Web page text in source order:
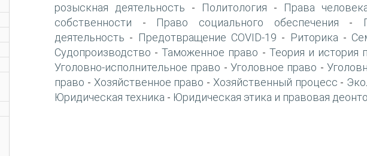
розыскная деятельность - Политология - Права
собственности - Право социального обеспечения -
деятельность - Предотвращение COVID-19 - Риторика -
Судопроизводство -Таможенное право - Теория и история
Уголовно-исполнительное право -Уголовное право -
право - Хозяйственное право - Хозяйственный процесс -
Юридическая техника - Юридическая этика и правовая